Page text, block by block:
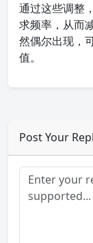
通过这些调整
求频率，从而
然偶尔出现，
值。
Post Your